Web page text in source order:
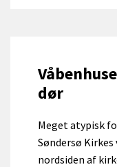
dør
Meget atypisk
Søndersø
nordsiden af